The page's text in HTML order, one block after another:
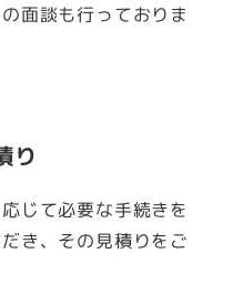
面談も行っておりま
り
じて必要な手続きを
き、その見積りをご